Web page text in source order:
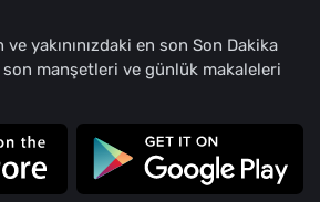
yakınınızdaki en son Son Dakika
son manşetleri ve günlük makaleleri